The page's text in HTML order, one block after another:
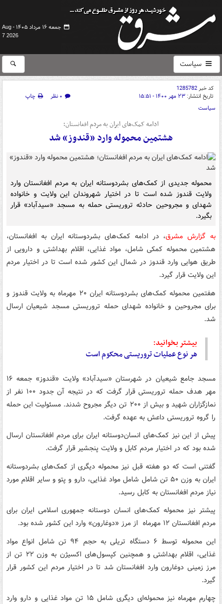
جمعه ۱۶ مرداد ۱۴۰۵ -
Aug
7 2026
سیاست
کد خبر1285782
تاریخ انتشار: ۲۳ مهر ۱۴۰۰ - ۱۵:۵۱ ۰ نظر
چاپ
سیاست
ادامه کمک‌های ایران به مردم افغانستان؛
هشتمین محموله وارد «قندوز» شد
محموله جدیدی از کمک‌های بشردوستانه ایران به مردم افغانستان وارد
ولایت قندوز شده است تا در اختیار شهروندان این ولایت و خانواده
شهدای و مجروحین حادثه تروریستی حمله به مسجد «سیدآباد» قرار
بگیرد.
به گزارش مشرق، در ادامه کمک‌های بشردوستانه ایران به افغانستان،
هشتمین محموله کمکی شامل، مواد غذایی، اقلام بهداشتی و دارویی از
طریق هوایی وارد قندوز در شمال این کشور شده است تا در اختیار مردم
این ولایت قرار گیرد.
هفتمین محموله کمک‌های بشردوستانه ایران ۲۰ مهرماه به ولایت قندوز و
برای مجروحین و خانواده شهدای حمله تروریستی مسجد شیعیان ارسال
شد.
بیشتر بخوانید:
هر نوع عملیات تروریستی محکوم است
مسجد جامع شیعیان در شهرستان «سیدآباد» ولایت «قندوز» جمعه ۱۶
مهر هدف حمله تروریستی قرار گرفت که در نتیجه آن جدود ۱۰۰ نفر از
نمازگزاران شهید و بیش از ۲۰۰ تن دیگر مجروح شدند. مسئولیت این حمله
را گروه تروریستی داعش به عهده گرفت.
پیش از این نیز کمک‌های انسان‌دوستانه ایران برای مردم افغانستان ارسال
شده بود که در اختیار مردم کابل و ولایت پنجشیر قرار گرفت.
گفتنی است که دو هفته قبل نیز محموله‌ دیگری از کمک‌های بشردوستانه
ایران به وزن ۵۰ تن شامل شامل مواد غذایی، دارو و پتو و سایر اقلام مورد
نیاز مردم افغانستان به کابل رسید.
پیشتر نیز محموله کمک‌های انسان دوستانه جمهوری اسلامی ایران برای
مردم افغانستان ۱۲ مهرماه از مرز «دوغارون» وارد این کشور شده بود.
این محموله توسط ۶ دستگاه تریلی به حجم ۹۴ تن شامل انواع مواد
غذایی، اقلام بهداشتی و همچنین کپسول‌های اکسیژن به وزن ۲۲ تن از
مرز زمینی دوغارون وارد افغانستان شد تا در اختیار مردم این کشور قرار
گیرد.
چهارم مهرماه نیز محموله‌ای دیگری شامل ۱۵ تن مواد غذایی و دارو وارد